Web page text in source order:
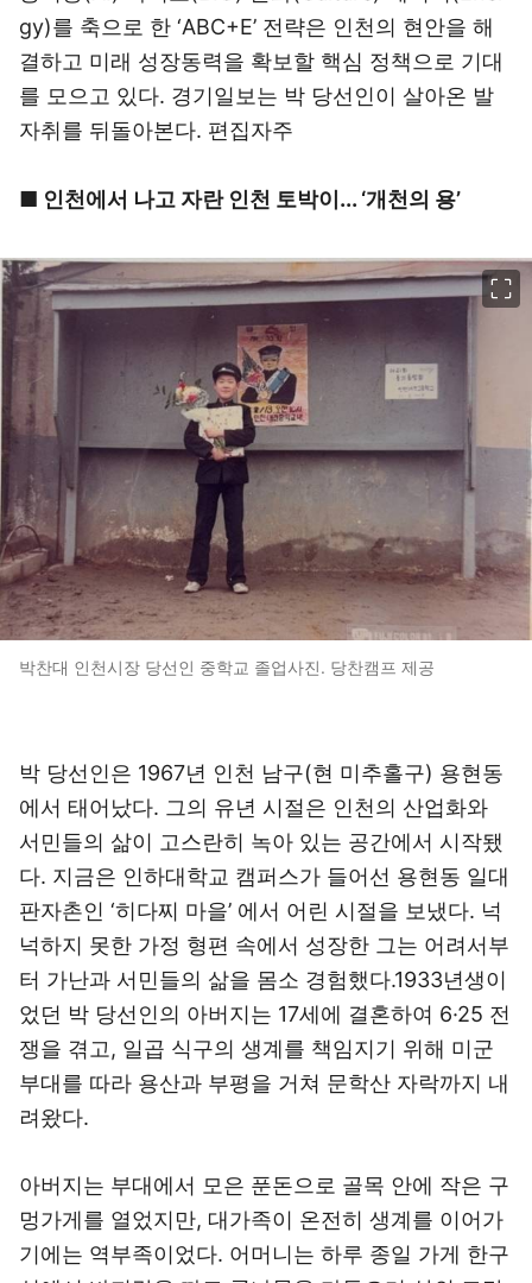
gy)를 축으로 한 ‘ABC+E’ 전략은 인천의 현안을 해
결하고 미래 성장동력을 확보할 핵심 정책으로 기대
를 모으고 있다. 경기일보는 박 당선인이 살아온 발
자취를 뒤돌아본다. 편집자주
■ 인천에서 나고 자란 인천 토박이... ‘개천의 용’
박찬대 인천시장 당선인 중학교 졸업사진. 당찬캠프 제공
박 당선인은 1967년 인천 남구(현 미추홀구) 용현동
에서 태어났다. 그의 유년 시절은 인천의 산업화와
서민들의 삶이 고스란히 녹아 있는 공간에서 시작됐
다. 지금은 인하대학교 캠퍼스가 들어선 용현동 일대
판자촌인 ‘히다찌 마을’ 에서 어린 시절을 보냈다. 넉
넉하지 못한 가정 형편 속에서 성장한 그는 어려서부
터 가난과 서민들의 삶을 몸소 경험했다.1933년생이
었던 박 당선인의 아버지는 17세에 결혼하여 6·25 전
쟁을 겪고, 일곱 식구의 생계를 책임지기 위해 미군
부대를 따라 용산과 부평을 거쳐 문학산 자락까지 내
려왔다.
아버지는 부대에서 모은 푼돈으로 골목 안에 작은 구
멍가게를 열었지만, 대가족이 온전히 생계를 이어가
기에는 역부족이었다. 어머니는 하루 종일 가게 한구